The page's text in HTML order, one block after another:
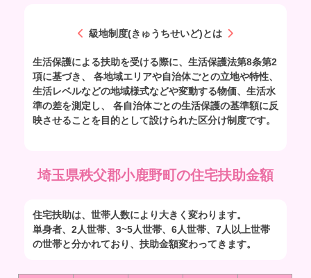
級地制度(きゅうちせいど)とは
生活保護による扶助を受ける際に、生活保護法第8条第2
項に基づき、 各地域エリアや自治体ごとの立地や特性、
生活レベルなどの地域様式などや変動する物価、生活水
準の差を測定し、 各自治体ごとの生活保護の基準額に反
映させることを目的として設けられた区分け制度です。
埼玉県秩父郡小鹿野町の住宅扶助金額
住宅扶助は、世帯人数により大きく変わります。
単身者、2人世帯、3~5人世帯、6人世帯、7人以上世帯
の世帯と分かれており、扶助金額変わってきます。